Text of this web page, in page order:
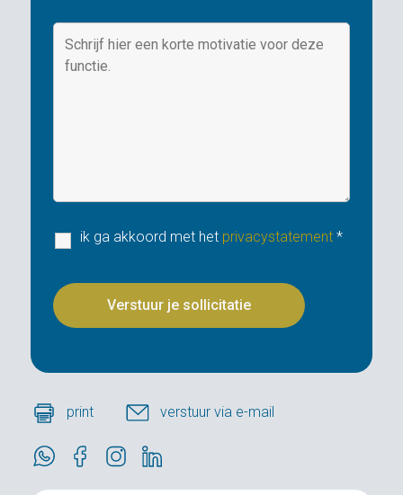
ik ga akkoord met het privacystatement*
print verstuur via e-mail